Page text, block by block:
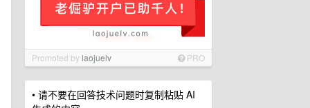
Promoted bylaojuelv PRO
• 请不要在回答技术问题时复制粘贴 AI